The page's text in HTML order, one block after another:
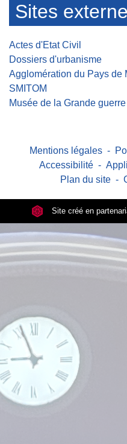
Sites
Actes d'Etat Civil
Dossiers d'urbanisme
Agglomération du Pays de
SMITOM
Musée de la Grande guerre
Mentions légales -
Accessibilité -
Plan du site -
Site créé en